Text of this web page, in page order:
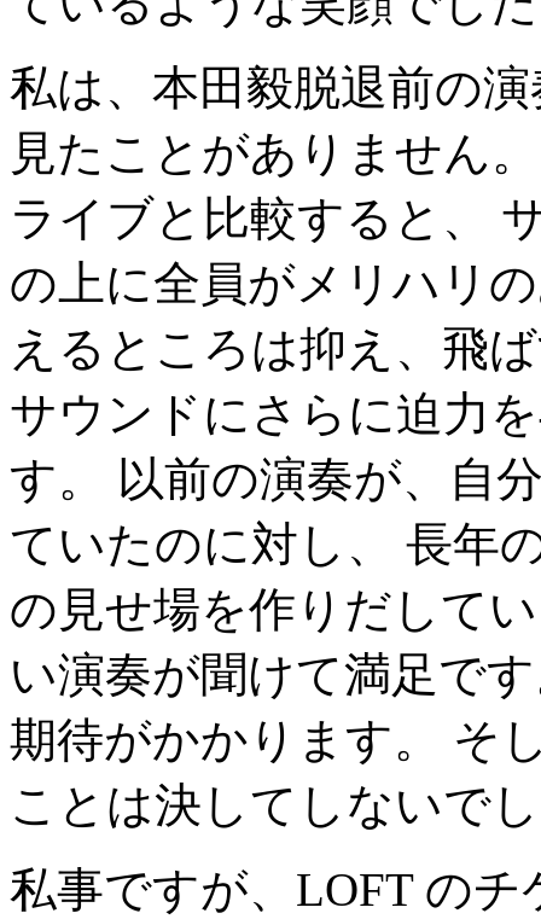
私は、本田毅脱退前の
見たことがありません
ライブと比較すると、
の上に全員がメリハリ
えるところは抑え、飛
サウンドにさらに迫力
す。 以前の演奏が、自
ていたのに対し、 長年
の見せ場を作りだして
い演奏が聞けて満足で
期待がかかります。 そ
ことは決してしないで
私事ですが、LOFT の